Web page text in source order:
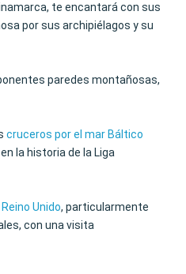
te encantará con sus
por sus archipiélagos y su
paredes montañosas,
cruceros por el mar Báltico
la historia de la Liga
Unido, particularmente
con una visita